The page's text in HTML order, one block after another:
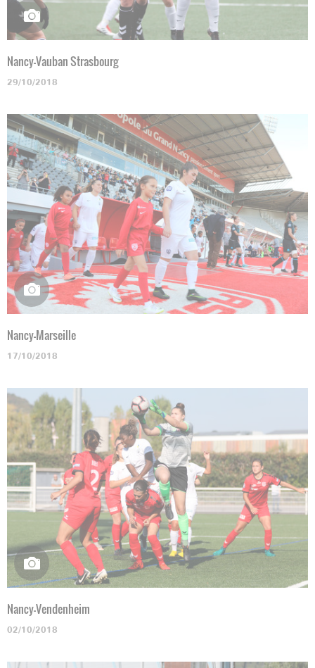
Nancy-Vauban Strasbourg
29/10/2018
Nancy-Marseille
17/10/2018
Nancy-Vendenheim
02/10/2018